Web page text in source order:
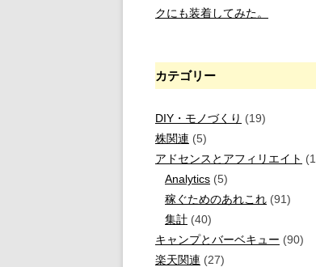
クにも装着してみた。
カテゴリー
DIY・モノづくり (19)
株関連 (5)
アドセンスとアフィリエイト
Analytics (5)
稼ぐためのあれこれ (91)
集計 (40)
キャンプとバーベキュー (90)
楽天関連 (27)